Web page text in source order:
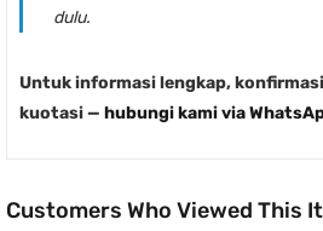
dulu.
Untuk informasi lengkap,
kuotasi — hubungi kami via
Customers Who Viewed This